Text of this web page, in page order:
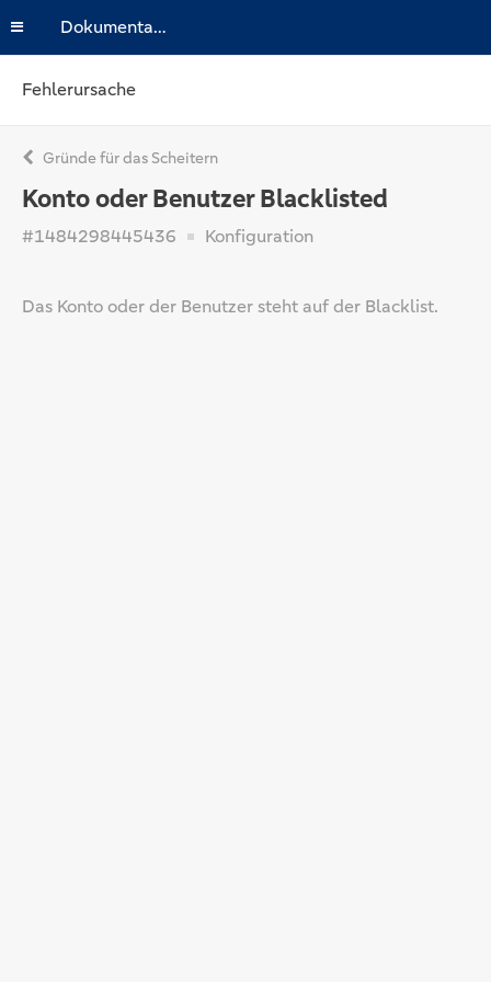
Dokumentation
Fehlerursache
Gründe für das Scheitern
Konto oder Benutzer Blacklisted
#1484298445436 Konfiguration
Das Konto oder der Benutzer steht auf der Blacklist.